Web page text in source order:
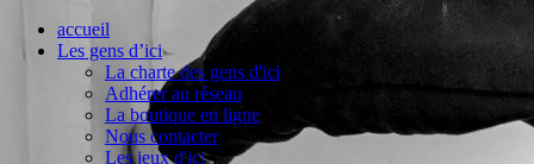
accueil
Les gens d’ici
La charte des gens d'ici
Adhérer au réseau
La boutique en ligne
Nous contacter
Les jeux d'ici